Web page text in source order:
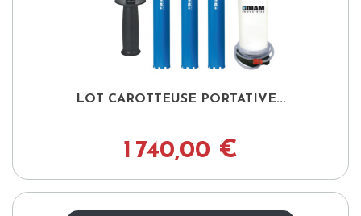
LOT CAROTTEUSE PORTATIVE...
1 740,00 €